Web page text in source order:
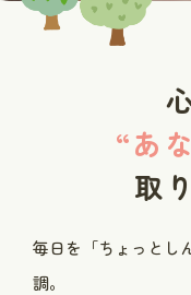
“あ
取
毎日を「ちょっとし
調。